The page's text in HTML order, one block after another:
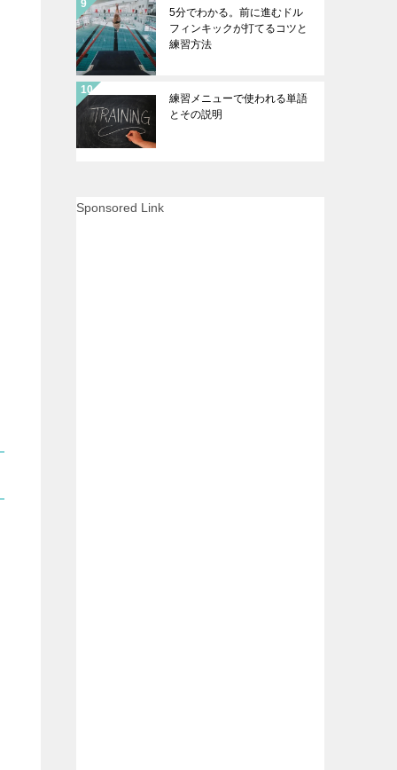
5分でわかる。前に進むドル
フィンキックが打てるコツと
練習方法
練習メニューで使われる単語
とその説明
Sponsored Link